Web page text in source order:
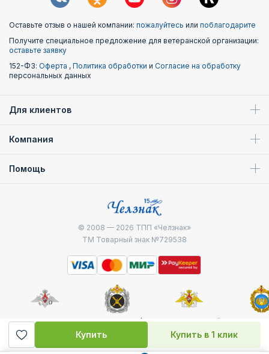
Купить Купить в 1 клик
Оставьте отзыв о нашей компании: пожалуйтесь или поблагодарите
Получите специальное предложение для ветеранской организации:
оставьте заявку
152-ФЗ: Оферта , Политика обработки и Согласие на обработку
персональных данных
Для клиентов
Компания
Помощь
© 2008 — 2026 ТПП «Челзнак»
ТМ Товарный знак №729538
Министерство
Генштаб ВС РФ
Военно-морской
флот
десантные